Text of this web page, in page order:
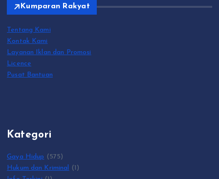
Kumparan Rakyat
Tentang Kami
Kontak Kami
Layanan Iklan dan Promosi
Licence
Pusat Bantuan
Kategori
Gaya Hidup (575)
Hukum dan Kriminal (1)